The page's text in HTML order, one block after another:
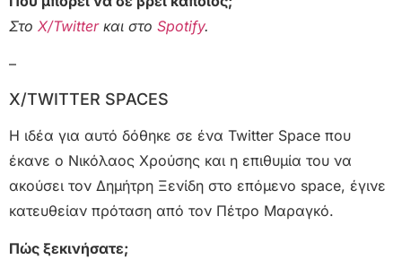
Στο Χ/Twitterκαι στο Spotify.
–
X/TWITTER SPACES
Η ιδέα για αυτό δόθηκε σε ένα Twitter Space που
έκανε ο Νικόλαος Χρούσης και η επιθυμία του να
ακούσει τον Δημήτρη Ξενίδη στο επόμενο space, έγινε
κατευθείαν πρόταση από τον Πέτρο Μαραγκό.
Πώς ξεκινήσατε;